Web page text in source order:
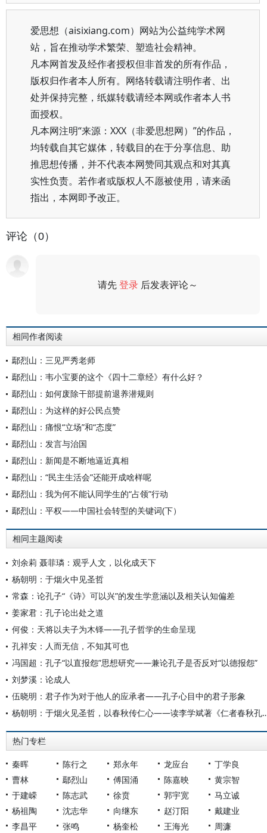
爱思想（aisixiang.com）网站为公益纯学术网
站，旨在推动学术繁荣、塑造社会精神。
凡本网首发及经作者授权但非首发的所有作品，
版权归作者本人所有。网络转载请注明作者、出
处并保持完整，纸媒转载请经本网或作者本人书
面授权。
凡本网注明“来源：XXX（非爱思想网）”的作品，
均转载自其它媒体，转载目的在于分享信息、助
推思想传播，并不代表本网赞同其观点和对其真
实性负责。若作者或版权人不愿被使用，请来函
指出，本网即予改正。
评论（0）
请先登录 后发表评论～
相同作者阅读
鄢烈山：三见严秀老师
鄢烈山：韦小宝要的这个《四十二章经》有什么好？
鄢烈山：如何废除干部提前退养潜规则
鄢烈山：为这样的好公民点赞
鄢烈山：痛恨“立场”和“态度”
鄢烈山：发言与治国
鄢烈山：新闻是不断地逼近真相
鄢烈山：“民主生活会”还能开成啥样呢
鄢烈山：我为何不能认同学生的“占领”行动
鄢烈山：平权——中国社会转型的关键词(下）
相同主题阅读
刘余莉 聂菲璘：观乎人文，以化成天下
杨朝明：于烟火中见圣哲
常森：论孔子“《诗》可以兴”的发生学意涵以及相关认知偏差
姜家君：孔子论出处之道
何俊：天将以夫子为木铎——孔子哲学的生命呈现
孔祥安：人而无信，不知其可也
冯国超：孔子“以直报怨”思想研究——兼论孔子是否反对“以德报怨”
刘梦溪：论成人
伍晓明：君子作为对于他人的应承者——孔子心目中的君子形象
杨朝明：于烟火见圣哲，以春
热门专栏
秦晖 陈行之 郑永年 龙应台
丁学良
曹林
鄢烈山 傅国涌 陈嘉映
黄宗智
于建嵘
陈志武 徐贲 郭宇宽
马立诚
杨祖陶
沈志华 向继东 赵汀阳
戴建业
李昌平
张鸣 杨奎松 王海光 周濂